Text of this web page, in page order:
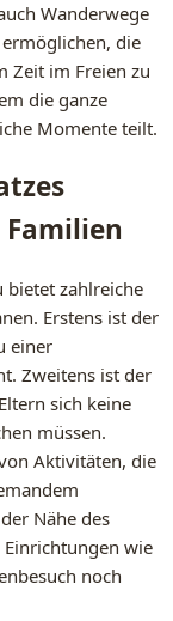
Wanderwege
die
Zeit im Freien zu
die ganze
Momente teilt.
bietet zahlreiche
Erstens ist der
einer
Zweitens ist der
sich keine
müssen.
Aktivitäten, die
Nähe des
wie
noch